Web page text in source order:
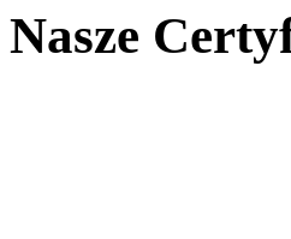
Nasze